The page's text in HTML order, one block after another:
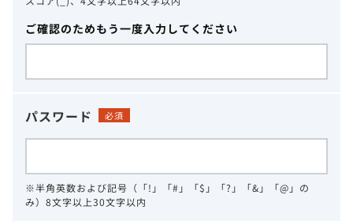
ご確認のためもう一度入力してください
パスワード 必須
※半角英数および記号（「!」「#」「$」「?」「&」「@」の
み）8文字以上30文字以内